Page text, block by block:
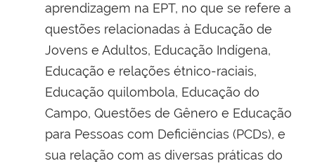
aprendizagem na EPT, no que se refere a
questões relacionadas à Educação de
Jovens e Adultos, Educação Indígena,
Educação e relações étnico-raciais,
Educação quilombola, Educação do
Campo, Questões de Gênero e Educação
para Pessoas com Deficiëncias (PCDs), e
sua relação com as diversas práticas do